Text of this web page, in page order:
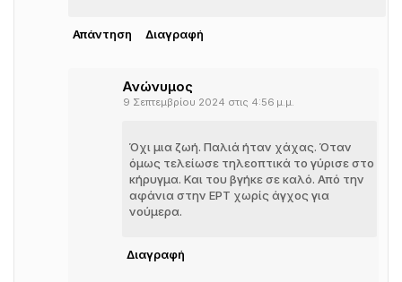
Απάντηση Διαγραφή
Ανώνυμος
9 Σεπτεμβρίου 2024 στις 4:56 μ.μ.
Όχι μια ζωή. Παλιά ήταν χάχας. Όταν
όμως τελείωσε τηλεοπτικά το γύρισε στο
κήρυγμα. Και του βγήκε σε καλό. Από την
αφάνια στην ΕΡΤ χωρίς άγχος για
νούμερα.
Διαγραφή